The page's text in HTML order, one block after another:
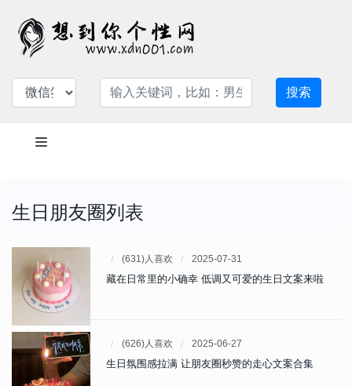
搜索
生日朋友圈列表
(631)人喜欢 2025-07-31
藏在日常里的小确幸 低调又可爱的生日文案来啦
(626)人喜欢 2025-06-27
生日氛围感拉满 让朋友圈秒赞的走心文案合集